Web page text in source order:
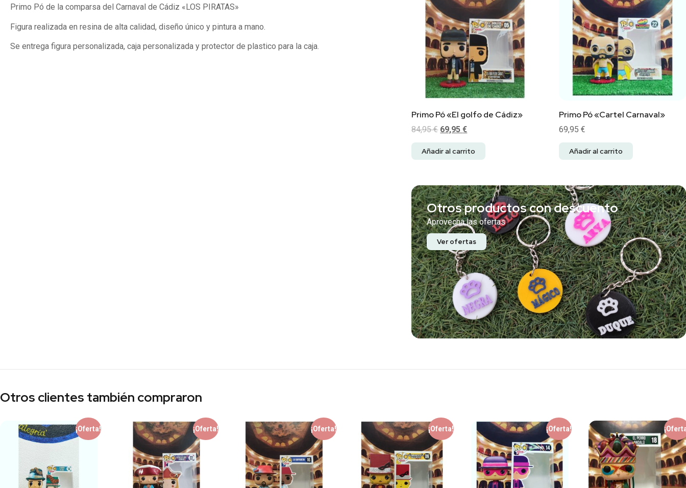
Primo Pó de la comparsa del Carnaval de Cádiz «LOS PIRATAS»
Figura realizada en resina de alta calidad, diseño único y pintura a mano.
Se entrega figura personalizada, caja personalizada y protector de plastico para la caja.
Primo Pó «El golfo de Cádiz»
84,95€ 69,95€
Añadir al carrito
Primo Pó «Cartel Carnaval»
69,95€
Añadir al carrito
Otros productos con descuento
Aprovecha las ofertas
Ver ofertas
Otros clientes también compraron
¡Oferta! ¡Oferta! ¡Oferta! ¡Oferta! ¡Oferta!